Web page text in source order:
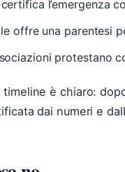
certifica l’emergenza
offre una parentesi
protestano
è chiaro:
dai numeri e